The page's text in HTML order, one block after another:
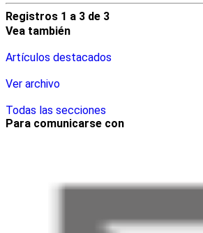
Registros 1 a 3 de 3
Vea también
Artículos destacados
Ver archivo
Todas las secciones
Para comunicarse con